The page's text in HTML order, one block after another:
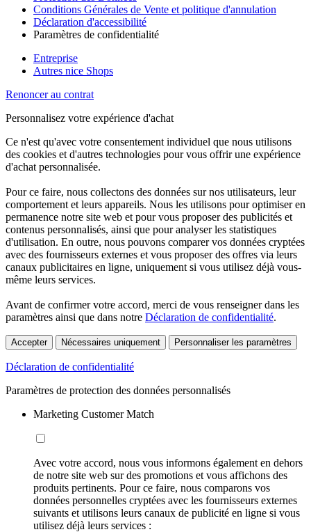
Conditions Générales de Vente et politique d'annulation
Déclaration d'accessibilité
Paramètres de confidentialité
Entreprise
Autres nice Shops
Renoncer au contrat
Personnalisez votre expérience d'achat
Ce n'est qu'avec votre consentement individuel que nous utilisons
des cookies et d'autres technologies pour vous offrir une expérience
d'achat personnalisée.
Pour ce faire, nous collectons des données sur nos utilisateurs, leur
comportement et leurs appareils. Nous les utilisons pour optimiser en
permanence notre site web et pour vous proposer des publicités et
contenus personnalisés, ainsi que pour analyser les statistiques
d'utilisation. En outre, nous pouvons comparer vos données cryptées
avec des fournisseurs externes et vous proposer des offres via leurs
canaux publicitaires en ligne, uniquement si vous utilisez déjà vous-
même leurs services.
Avant de confirmer votre accord, merci de vous renseigner dans les
paramètres ainsi que dans notre Déclaration de confidentialité.
Accepter Nécessaires uniquement Personnaliser les paramètres
Déclaration de confidentialité
Paramètres de protection des données personnalisés
Marketing Customer Match
Avec votre accord, nous vous informons également en dehors
de notre site web sur des promotions et vous affichons des
produits pertinents. Pour ce faire, nous comparons vos
données personnelles cryptées avec les fournisseurs externes
suivants et utilisons leurs canaux de publicité en ligne si vous
utilisez déjà leurs services :